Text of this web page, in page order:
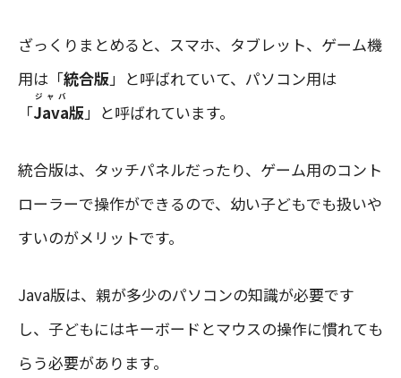
ざっくりまとめると、スマホ、タブレット、ゲーム機
用は「統合版」と呼ばれていて、パソコン用は
「Java
ジャバ
版」と呼ばれています。
統合版は、タッチパネルだったり、ゲーム用のコント
ローラーで操作ができるので、幼い子どもでも扱いや
すいのがメリットです。
Java版は、親が多少のパソコンの知識が必要です
し、子どもにはキーボードとマウスの操作に慣れても
らう必要があります。